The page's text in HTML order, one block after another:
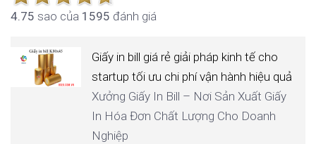
4.75 sao của 1595 đánh giá
Giấy in bill giá rẻ giải pháp kinh tế cho
startup tối ưu chi phí vận hành hiệu quả
Xưởng Giấy In Bill – Nơi Sản Xuất Giấy
In Hóa Đơn Chất Lượng Cho Doanh
Nghiệp